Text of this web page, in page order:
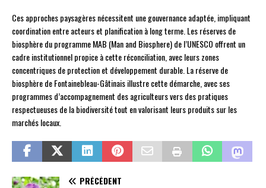
Ces approches paysagères nécessitent une gouvernance adaptée, impliquant
coordination entre acteurs et planification à long terme. Les réserves de
biosphère du programme MAB (Man and Biosphere) de l’UNESCO offrent un
cadre institutionnel propice à cette réconciliation, avec leurs zones
concentriques de protection et développement durable. La réserve de
biosphère de Fontainebleau-Gâtinais illustre cette démarche, avec ses
programmes d’accompagnement des agriculteurs vers des pratiques
respectueuses de la biodiversité tout en valorisant leurs produits sur les
marchés locaux.
PRÉCÉDENT